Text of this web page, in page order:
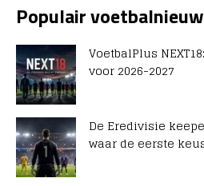
Populair
VoetbalPlus
voor 2026-2027
De Eredivisie
waar de eerste